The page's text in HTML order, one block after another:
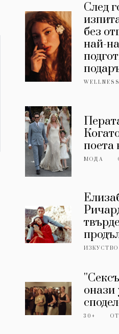
След
без
най-
WELLNESS
поета
МОДА
ИЗКУСТВО
онази
30+